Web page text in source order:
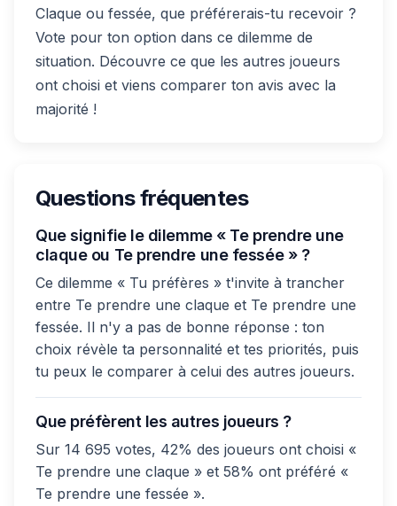
Claque ou fessée, que préférerais-tu recevoir ?
Vote pour ton option dans ce dilemme de
situation. Découvre ce que les autres joueurs
ont choisi et viens comparer ton avis avec la
majorité !
Questions fréquentes
Que signifie le dilemme « Te prendre une
claque ou Te prendre une fessée » ?
Ce dilemme « Tu préfères » t'invite à trancher
entre Te prendre une claque et Te prendre une
fessée. Il n'y a pas de bonne réponse : ton
choix révèle ta personnalité et tes priorités, puis
tu peux le comparer à celui des autres joueurs.
Que préfèrent les autres joueurs ?
Sur 14 695 votes, 42% des joueurs ont choisi «
Te prendre une claque » et 58% ont préféré «
Te prendre une fessée ».